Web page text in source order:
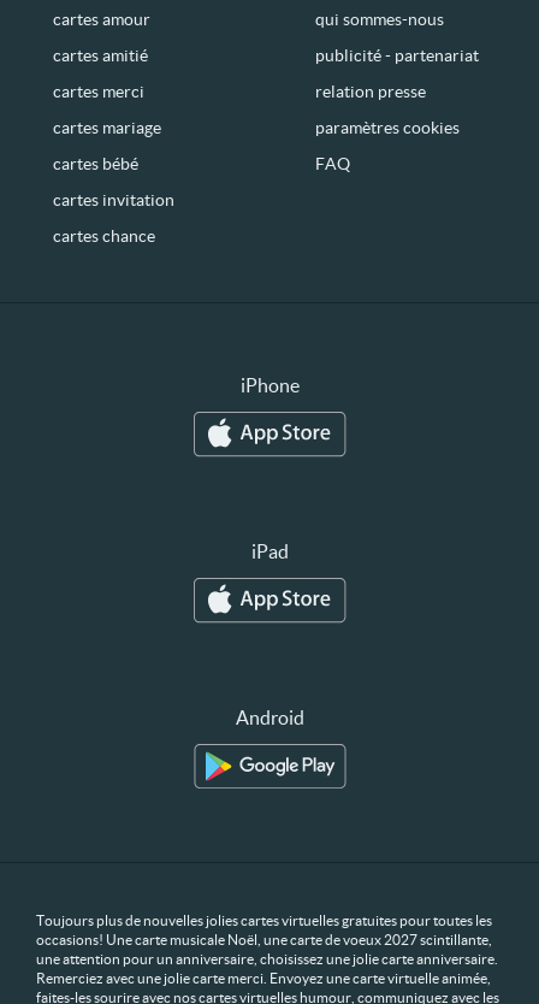
cartes amour
cartes amitié
cartes merci
cartes mariage
cartes bébé
cartes invitation
cartes chance
qui sommes-nous
publicité - partenariat
relation presse
paramètres cookies
FAQ
iPhone
iPad
Android
Toujours plus de nouvelles jolies cartes virtuelles gratuites pour toutes les
occasions! Une carte musicale Noël, une carte de voeux 2027 scintillante,
une attention pour un anniversaire, choisissez une jolie carte anniversaire.
Remerciez avec une jolie carte merci. Envoyez une carte virtuelle animée,
faites-les sourire avec nos cartes virtuelles humour, communiquez avec les